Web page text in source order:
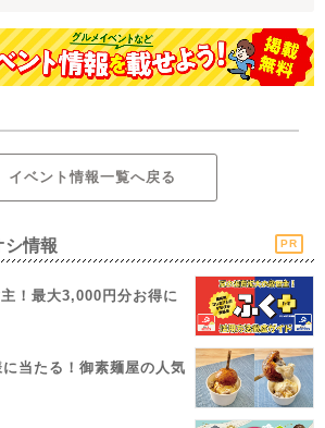
イベント情報一覧へ戻る
シ情報 PR
！最大3,000円分お得に
当たる！御素麺屋の人気